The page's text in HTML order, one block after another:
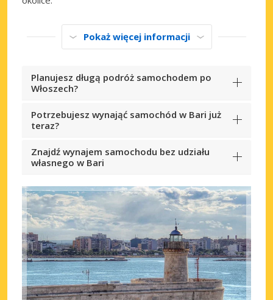
Pokaż więcej informacji
Planujesz długą podróż samochodem po
Włoszech?
Potrzebujesz wynająć samochód w Bari już
teraz?
Znajdź wynajem samochodu bez udziału
własnego w Bari